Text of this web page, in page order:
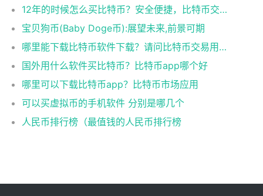
12年的时候怎么买比特币？安全便捷，比特币交易首选
宝贝狗币(Baby Doge币):展望未来,前景可期
哪里能下载比特币软件下载？请问比特币交易用什么软件
国外用什么软件买比特币？比特币app哪个好
哪里可以下载比特币app？比特币市场应用
可以买虚拟币的手机软件 分别是哪几个
人民币排行榜（最值钱的人民币排行榜